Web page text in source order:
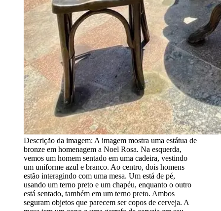
Descrição da imagem: A imagem mostra uma estátua de
bronze em homenagem a Noel Rosa. Na esquerda,
vemos um homem sentado em uma cadeira, vestindo
um uniforme azul e branco. Ao centro, dois homens
estão interagindo com uma mesa. Um está de pé,
usando um terno preto e um chapéu, enquanto o outro
está sentado, também em um terno preto. Ambos
seguram objetos que parecem ser copos de cerveja. A